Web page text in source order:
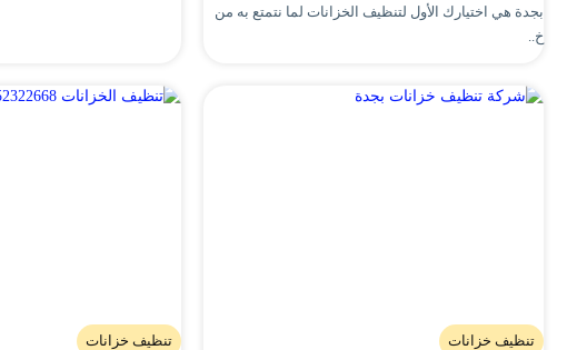
بجدة هي اختيارك الأول لتنظيف الخزانات لما نتمتع به من
خ..
تنظيف خزانات تنظيف خزانات